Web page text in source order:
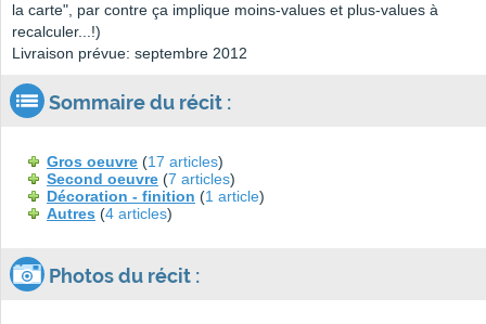
la carte", par contre ça implique moins-values et plus-values à
recalculer...!)
Livraison prévue: septembre 2012
Sommaire du récit :
Gros oeuvre (17 articles)
Second oeuvre (7 articles)
Décoration - finition (1 article)
Autres (4 articles)
Photos du récit :